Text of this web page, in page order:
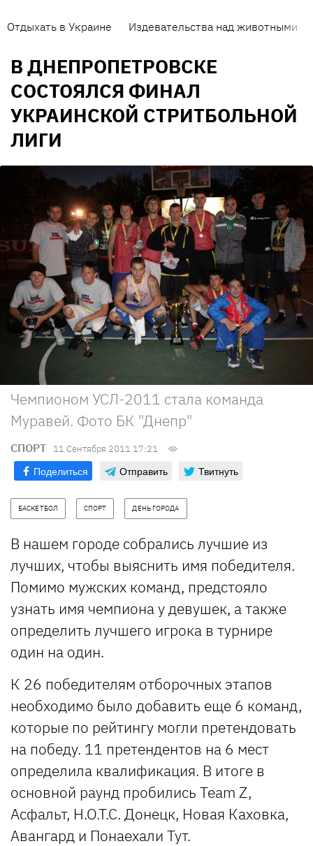
Отдыхать в Украине Издевательства над животными
В ДНЕПРОПЕТРОВСКЕ
СОСТОЯЛСЯ ФИНАЛ
УКРАИНСКОЙ СТРИТБОЛЬНОЙ
ЛИГИ
Чемпионом УСЛ-2011 стала команда
Муравей. Фото БК "Днепр"
СПОРТ 11 Сентября 2011 17:21
Поделиться Отправить Твитнуть
БАСКЕТБОЛ СПОРТ ДЕНЬ ГОРОДА
В нашем городе собрались лучшие из
лучших, чтобы выяснить имя победителя.
Помимо мужских команд, предстояло
узнать имя чемпиона у девушек, а также
определить лучшего игрока в турнире
один на один.
К 26 победителям отборочных этапов
необходимо было добавить еще 6 команд,
которые по рейтингу могли претендовать
на победу. 11 претендентов на 6 мест
определила квалификация. В итоге в
основной раунд пробились Team Z,
Асфальт, H.O.T.C. Донецк, Новая Каховка,
Авангард и Понаехали Тут.